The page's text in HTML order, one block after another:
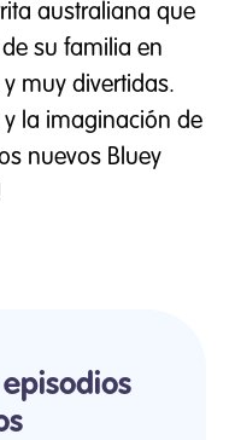
australiana que
su familia en
muy divertidas.
y la imaginación de
nuevos Bluey